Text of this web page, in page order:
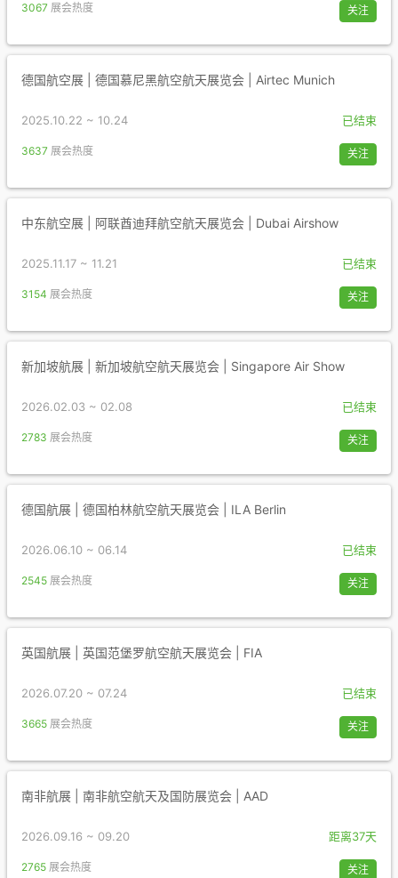
3067 展会热度 关注
德国航空展 | 德国慕尼黑航空航天展览会 | Airtec Munich
2025.10.22 ~ 10.24 已结束
3637 展会热度 关注
中东航空展 | 阿联酋迪拜航空航天展览会 | Dubai Airshow
2025.11.17 ~ 11.21 已结束
3154 展会热度 关注
新加坡航展 | 新加坡航空航天展览会 | Singapore Air Show
2026.02.03 ~ 02.08 已结束
2783 展会热度 关注
德国航展 | 德国柏林航空航天展览会 | ILA Berlin
2026.06.10 ~ 06.14 已结束
2545 展会热度 关注
英国航展 | 英国范堡罗航空航天展览会 | FIA
2026.07.20 ~ 07.24 已结束
3665 展会热度 关注
南非航展 | 南非航空航天及国防展览会 | AAD
2026.09.16 ~ 09.20 距离37天
2765 展会热度 关注